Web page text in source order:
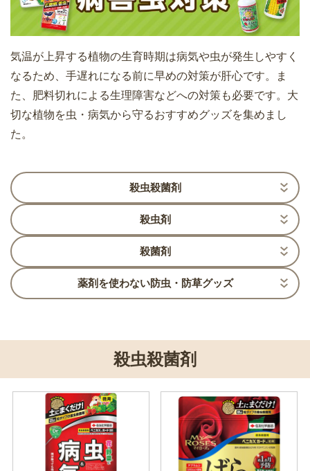
気温が上昇する植物の生育時期は病気や虫が発生しやすく
なるため、手遅れになる前に早めの対策が肝心です。ま
た、肥料切れによる生理障害などへの対策も必要です。大
切な植物を虫・病気から守るおすすめグッズを集めまし
た。
殺虫殺菌剤
殺虫剤
殺菌剤
薬剤を使わない防虫・防草グッズ
殺虫殺菌剤